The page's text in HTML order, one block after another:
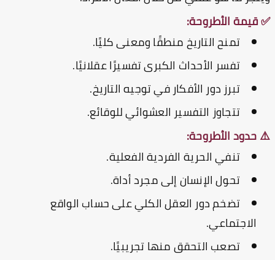
قيمة الأطروحة:
تمنح التاريخ منطقًا ومعنى كليًا.
تفسر الأحداث الكبرى تفسيرًا عقلانيًا.
تبرز دور الأفكار في توجيه التاريخ.
تتجاوز التفسير العشوائي للوقائع.
الأطروحة:
تنفي الحرية الفردية الفعلية.
تحول الإنسان إلى مجرد أداة.
تضخم دور العقل الكلي على حساب الواقع
الاجتماعي.
تصعب التحقق منها تجريبيًا.